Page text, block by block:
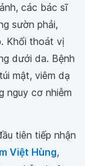
các bác sĩ
sườn phải,
Khối thoát vị
dưới da. Bệnh
mật, viêm dạ
nguy cơ nhiễm
tiên tiếp nhận
Việt Hùng,